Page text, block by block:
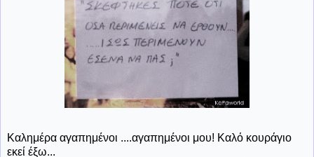
Καλημέρα αγαπημένοι ....αγαπημένοι μου! Καλό κουράγιο
εκεί έξω...